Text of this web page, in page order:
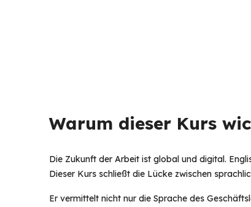
Warum dieser Kurs
Die Zukunft der Arbeit ist global und digital.
Dieser Kurs schließt die Lücke zwischen
Er vermittelt nicht nur die Sprache des